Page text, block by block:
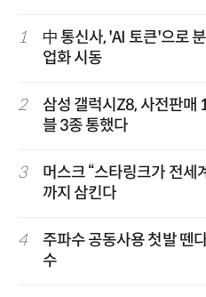
1
中 통신사, 'AI 토큰'으로
업화 시동
2
삼성 갤럭시Z8, 사전판
블 3종 통했다
3
머스크 “스타링크가 전
까지 삼킨다
4
주파수 공동사용 첫발 뗀
수